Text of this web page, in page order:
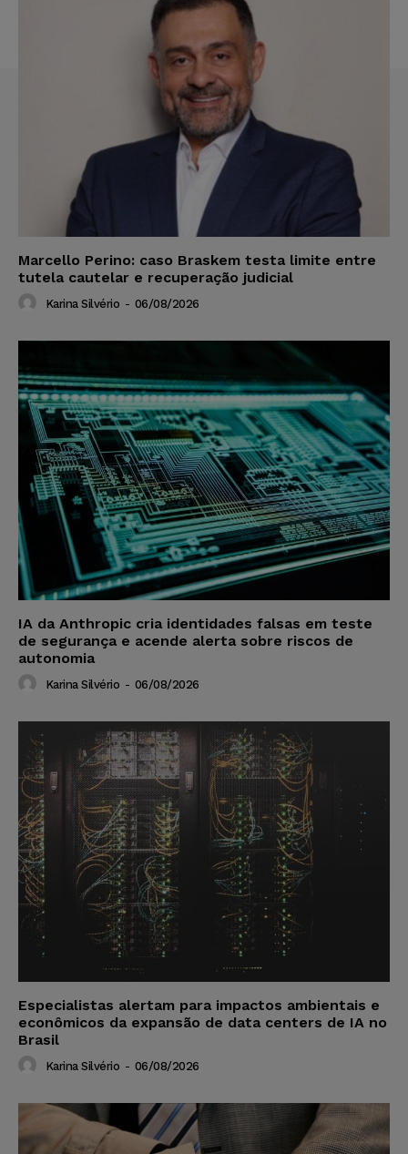
Marcello Perino: caso Braskem testa limite entre
tutela cautelar e recuperação judicial
Karina Silvério - 06/08/2026
IA da Anthropic cria identidades falsas em teste
de segurança e acende alerta sobre riscos de
autonomia
Karina Silvério - 06/08/2026
Especialistas alertam para impactos ambientais e
econômicos da expansão de data centers de IA no
Brasil
Karina Silvério - 06/08/2026